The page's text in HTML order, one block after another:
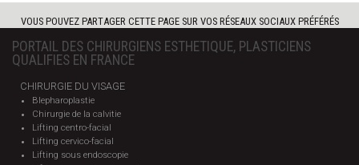
VOUS POUVEZ PARTAGER CETTE PAGE SUR VOS RÉSEAUX SOCIAUX PRÉFÉRÉS
PORTAIL DES CHIRURGIENS ESTHETIQUE, PLASTICIENS
QUALIFIES EN FRANCE
CHIRURGIE DU VISAGE
Blepharoplastie
Chirurgie de la calvitie
Lifting centro-facial
Lifting cervico-facial
Lifting sous endoscopie